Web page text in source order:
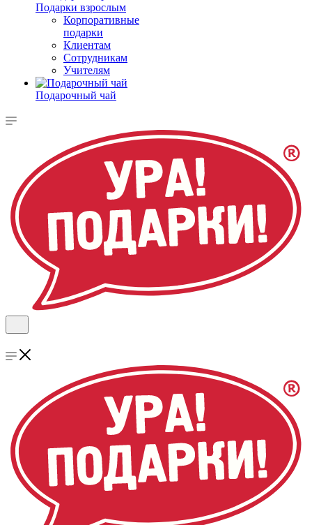
Подарки взрослым
Корпоративные
подарки
Клиентам
Сотрудникам
Учителям
Подарочный чай